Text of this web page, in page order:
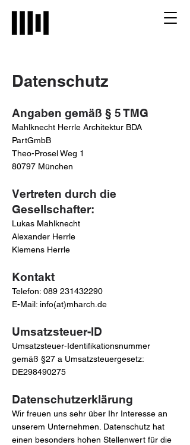
Datenschutz
Angaben gemäß § 5 TMG
Mahlknecht Herrle Architektur BDA
PartGmbB
Theo-Prosel Weg 1
80797 München
Vertreten durch die
Gesellschafter:
Lukas Mahlknecht
Alexander Herrle
Klemens Herrle
Kontakt
Telefon: 089 231432290
E-Mail: info(at)mharch.de
Umsatzsteuer-ID
Umsatzsteuer-Identifikationsnummer
gemäß §27 a Umsatzsteuergesetz:
DE298490275
Datenschutzerklärung
Wir freuen uns sehr über Ihr Interesse an
unserem Unternehmen. Datenschutz hat
einen besonders hohen Stellenwert für die